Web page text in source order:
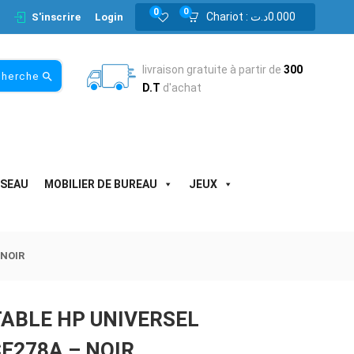
Chariot : 0.000د.ت 0
0
S'inscrire Login
livraison gratuite à partir de 300
D.T d'achat
MOBILIER DE BUREAU JEUX
HP UNIVERSEL